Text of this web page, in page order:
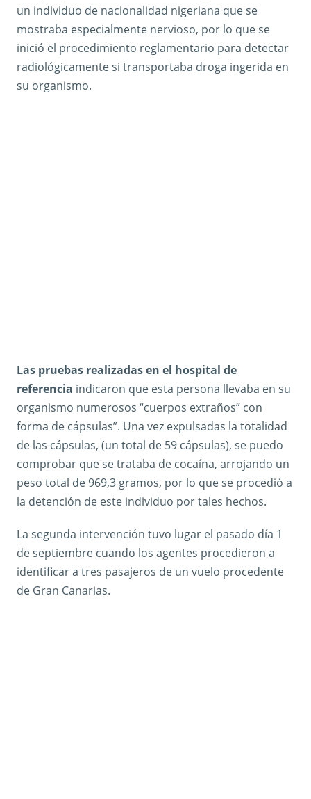
un individuo de nacionalidad nigeriana que se
mostraba especialmente nervioso, por lo que se
inició el procedimiento reglamentario para detectar
radiológicamente si transportaba droga ingerida en
su organismo.
Las pruebas realizadas en el hospital de
referencia indicaron que esta persona llevaba en su
organismo numerosos “cuerpos extraños” con
forma de cápsulas”. Una vez expulsadas la totalidad
de las cápsulas, (un total de 59 cápsulas), se puedo
comprobar que se trataba de cocaína, arrojando un
peso total de 969,3 gramos, por lo que se procedió a
la detención de este individuo por tales hechos.
La segunda intervención tuvo lugar el pasado día 1
de septiembre cuando los agentes procedieron a
identificar a tres pasajeros de un vuelo procedente
de Gran Canarias.